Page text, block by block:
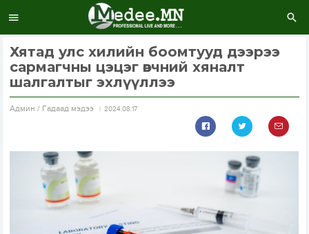
Хятад улс хилийн боомтууд дээрээ
сармагчны цэцэг өвчний хяналт
шалгалтыг эхлүүллээ
Aдмин / Гадаад мэдээ 2024.08.17